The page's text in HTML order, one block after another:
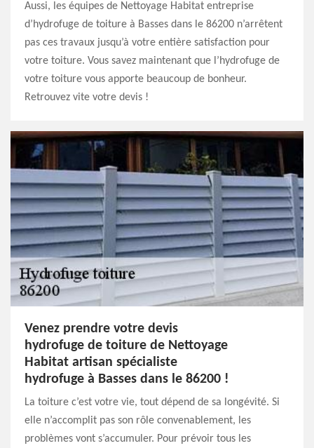
Aussi, les équipes de Nettoyage Habitat entreprise
d’hydrofuge de toiture à Basses dans le 86200 n’arrêtent
pas ces travaux jusqu’à votre entière satisfaction pour
votre toiture. Vous savez maintenant que l’hydrofuge de
votre toiture vous apporte beaucoup de bonheur.
Retrouvez vite votre devis !
Venez prendre votre devis
hydrofuge de toiture de Nettoyage
Habitat artisan spécialiste
hydrofuge à Basses dans le 86200 !
La toiture c’est votre vie, tout dépend de sa longévité. Si
elle n’accomplit pas son rôle convenablement, les
problèmes vont s’accumuler. Pour prévoir tous les